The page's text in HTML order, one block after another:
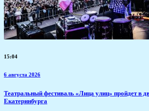
15:04
6 августа 2026
​Театральный фестиваль «Лица улиц» пройдет в
Екатеринбурга